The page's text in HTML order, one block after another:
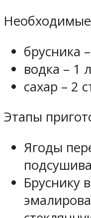
брусника
водка – 1
сахар – 2
Этапы
Ягоды
Бруснику